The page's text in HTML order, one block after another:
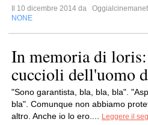
Il 10 dicembre 2014 da
Oggialcinemanet
NONE
In memoria di
cuccioli dell'uomo
"Sono garantista, bla, bla, bla".
bla". Comunque non abbiamo
altro. Anche io lo ero....
Leggere il